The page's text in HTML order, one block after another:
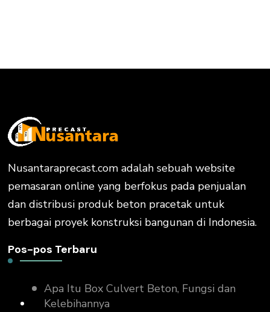
Nusantaraprecast.com adalah sebuah website
pemasaran online yang berfokus pada penjualan
dan distribusi produk beton pracetak untuk
berbagai proyek konstruksi bangunan di Indonesia.
Pos-pos Terbaru
Apa Itu Box Culvert Beton, Fungsi dan
Kelebihannya